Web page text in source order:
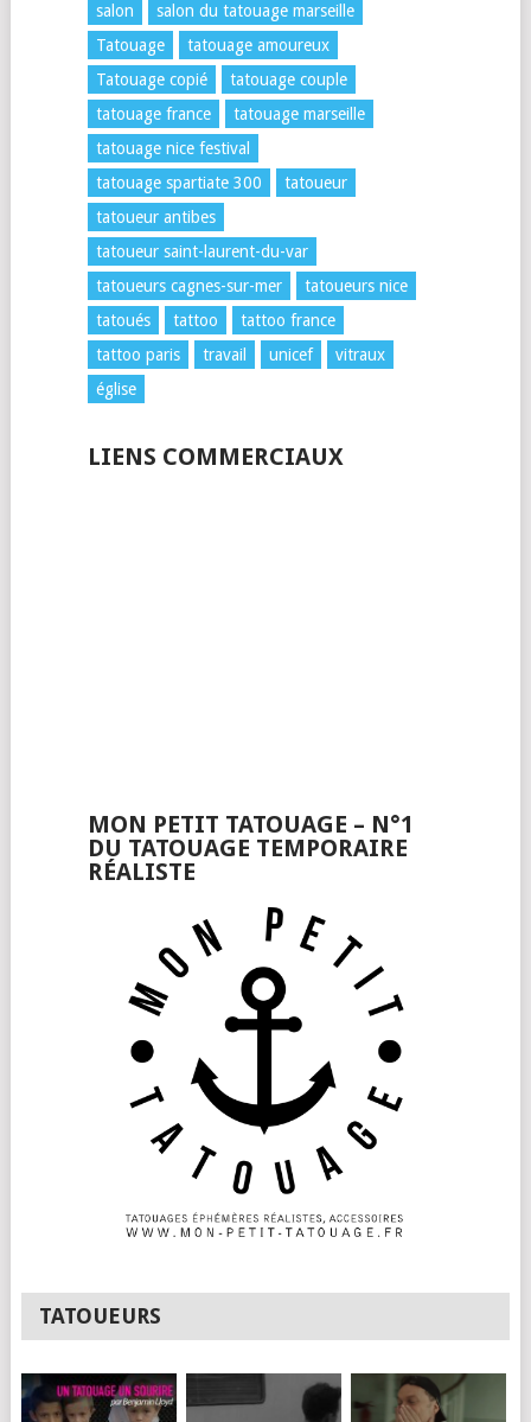
salon
salon du tatouage marseille
Tatouage
tatouage amoureux
Tatouage copié
tatouage couple
tatouage france
tatouage marseille
tatouage nice festival
tatouage spartiate 300
tatoueur
tatoueur antibes
tatoueur saint-laurent-du-var
tatoueurs cagnes-sur-mer
tatoueurs nice
tatoués
tattoo
tattoo france
tattoo paris
travail unicef
vitraux
église
LIENS COMMERCIAUX
MON PETIT TATOUAGE – N°1
DU TATOUAGE TEMPORAIRE
RÉALISTE
TATOUEURS